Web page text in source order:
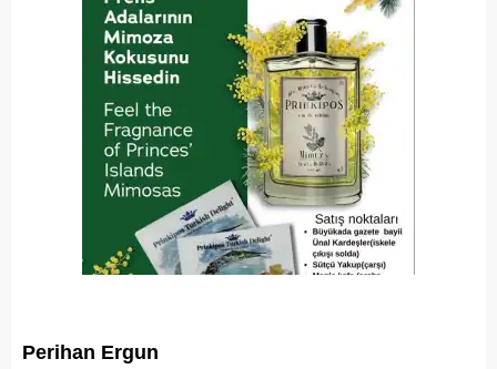
Perihan Ergun